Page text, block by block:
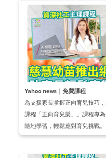
Yahoo news｜免費課程
為支援家長掌握正向育兒技巧
課程「正向育兒樂」。課程專
隨地學習，輕鬆應對育兒挑戰。